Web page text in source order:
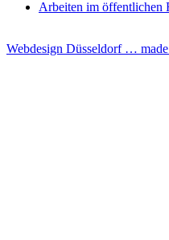
Arbeiten im öffentlichen
Webdesign Düsseldorf …